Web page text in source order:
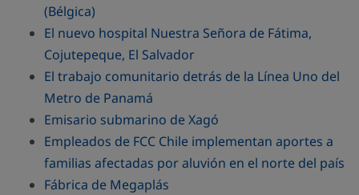
(Bélgica)
El nuevo hospital Nuestra Señora de Fátima,
Cojutepeque, El Salvador
El trabajo comunitario detrás de la Línea Uno del
Metro de Panamá
Emisario submarino de Xagó
Empleados de FCC Chile implementan aportes a
familias afectadas por aluvión en el norte del país
Fábrica de Megaplás